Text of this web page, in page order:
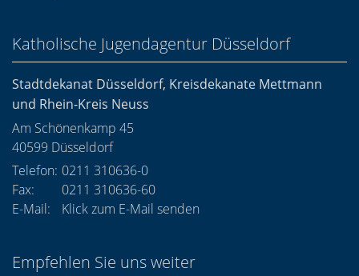
Katholische Jugendagentur Düsseldorf
Stadtdekanat Düsseldorf, Kreisdekanate Mettmann
und Rhein-Kreis Neuss
Am Schönenkamp 45
40599 Düsseldorf
Telefon: 0211 310636-0
Fax:
0211 310636-60
E-Mail:
Klick zum E-Mail senden
Empfehlen Sie uns weiter